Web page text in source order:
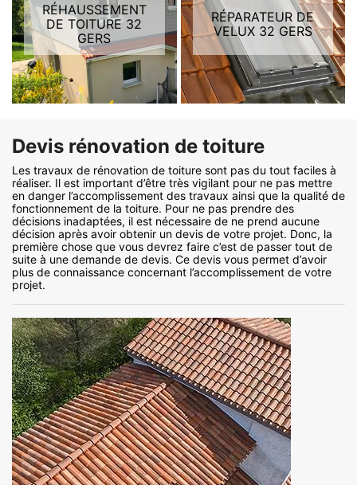
RÉHAUSSEMENT
DE TOITURE 32
GERS
RÉPARATEUR DE
VELUX 32 GERS
Devis rénovation de toiture
Les travaux de rénovation de toiture sont pas du tout faciles à
réaliser. Il est important d’être très vigilant pour ne pas mettre
en danger l’accomplissement des travaux ainsi que la qualité de
fonctionnement de la toiture. Pour ne pas prendre des
décisions inadaptées, il est nécessaire de ne prend aucune
décision après avoir obtenir un devis de votre projet. Donc, la
première chose que vous devrez faire c’est de passer tout de
suite à une demande de devis. Ce devis vous permet d’avoir
plus de connaissance concernant l’accomplissement de votre
projet.